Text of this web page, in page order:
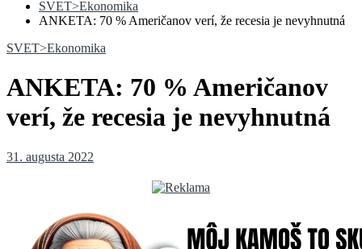
SVET>Ekonomika
ANKETA: 70 % Američanov verí, že recesia je nevyhnutná
SVET>Ekonomika
ANKETA: 70 % Američanov
verí, že recesia je nevyhnutná
31. augusta 2022